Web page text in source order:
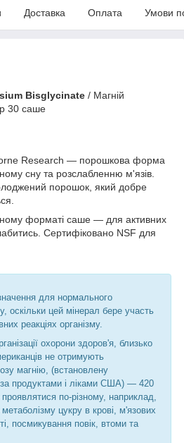
Доставка Оплата Умови
Bisglycinatе / Магній
30 саше
Research — порошкова форма
сну та розслабленню м'язів.
порошок, який добре
форматі саше — для активних
Сертифіковано NSF для
для нормального
оскільки цей мінерал бере участь
реакціях організму.
охорони здоров'я, близько
не отримують
магнію, (встановлену
продуктами і ліками США) — 420
по-різному, наприклад,
цукру в крові, м'язових
посмикування повік, втоми та